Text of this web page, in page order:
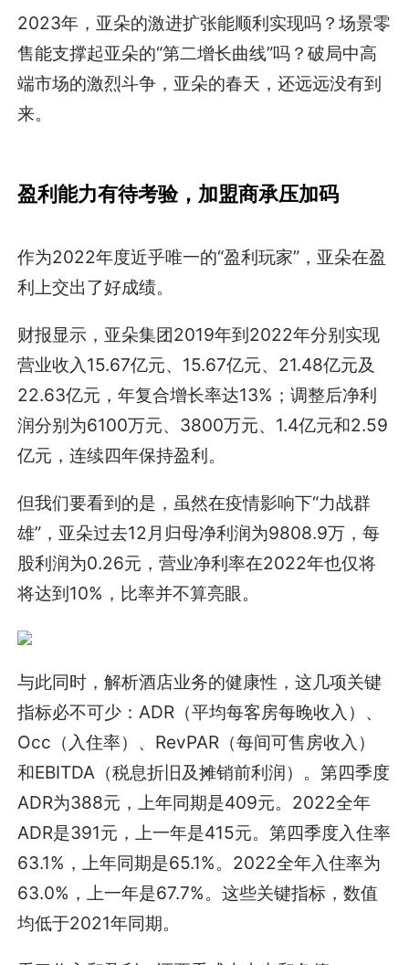
2023年，亚朵的激进扩张能顺利实现吗？场景零
售能支撑起亚朵的“第二增长曲线”吗？破局中高
端市场的激烈斗争，亚朵的春天，还远远没有到
来。
盈利能力有待考验，加盟商承压加码
作为2022年度近乎唯一的“盈利玩家”，亚朵在盈
利上交出了好成绩。
财报显示，亚朵集团2019年到2022年分别实现
营业收入15.67亿元、15.67亿元、21.48亿元及
22.63亿元，年复合增长率达13%；调整后净利
润分别为6100万元、3800万元、1.4亿元和2.59
亿元，连续四年保持盈利。
但我们要看到的是，虽然在疫情影响下“力战群
雄”，亚朵过去12月归母净利润为9808.9万，每
股利润为0.26元，营业净利率在2022年也仅将
将达到10%，比率并不算亮眼。
与此同时，解析酒店业务的健康性，这几项关键
指标必不可少：ADR（平均每客房每晚收入）、
Occ（入住率）、RevPAR（每间可售房收入）
和EBITDA（税息折旧及摊销前利润）。第四季度
ADR为388元，上年同期是409元。2022全年
ADR是391元，上一年是415元。第四季度入住率
63.1%，上年同期是65.1%。2022全年入住率为
63.0%，上一年是67.7%。这些关键指标，数值
均低于2021年同期。